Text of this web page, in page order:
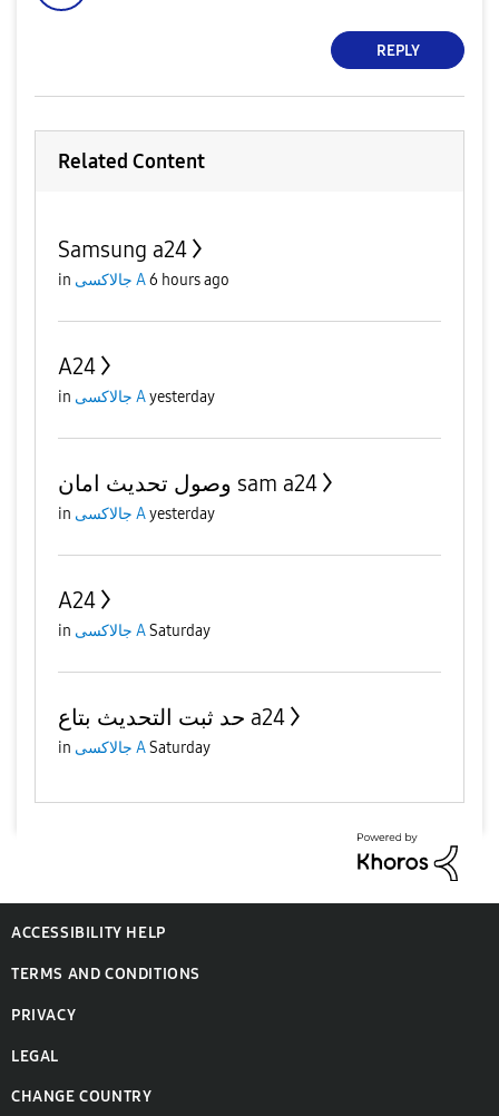
REPLY
Related Content
Samsung a24
in جالاكسى A6 hours ago
A24
in جالاكسى Ayesterday
وصول تحديث امان sam a24
in جالاكسى Ayesterday
A24
in جالاكسى ASaturday
حد ثبت التحديث بتاع a24
in جالاكسى ASaturday
ACCESSIBILITY HELP
TERMS AND CONDITIONS
PRIVACY
LEGAL
CHANGE COUNTRY